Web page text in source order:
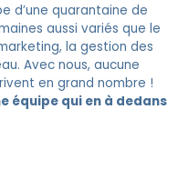
d’une quarantaine de
aussi variés que le
la gestion des
Avec nous, aucune
en grand nombre !
équipe qui en à dedans